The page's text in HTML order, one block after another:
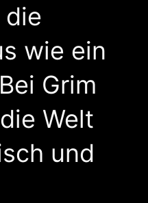
wie ein
Grim
Welt
und